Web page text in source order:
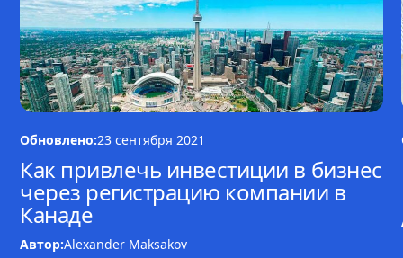
Обновлено:23 сентября 2021
Как привлечь инвестиции в бизнес
через регистрацию компании в
Канаде
Автор:Alexander Maksakov